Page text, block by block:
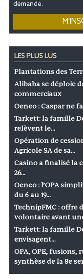
demande.
LES PLUS LUS
Plantations des
Alibaba se déploie
commerciaux
Oeneo : Caspar ne
Tarkett: la famille
relèvent le…
Opération de
Agricole SA de sa…
Casino a finalisé la
26…
Oeneo : l’OPA
du 6 au 19…
TechnipFMC : offre
volontaire avant
Tarkett: la famille
envisagent…
OPA, OPE, fusions,
synthèse de la 8e